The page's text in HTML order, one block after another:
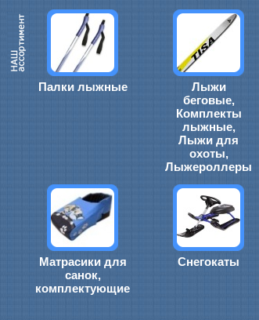
Палки лыжные
Лыжи
беговые,
Комплекты
лыжные,
Лыжи для
охоты,
Лыжероллеры
Матрасики для
санок,
комплектующие
Снегокаты